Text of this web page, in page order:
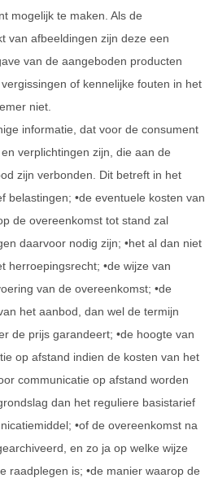
mogelijk te maken. Als de
van afbeeldingen zijn deze een
van de aangeboden producten
of kennelijke fouten in het
niet.
informatie, dat voor de consument
verplichtingen zijn, die aan de
zijn verbonden. Dit betreft in het
belastingen; •de eventuele kosten van
de overeenkomst tot stand zal
daarvoor nodig zijn; •het al dan niet
herroepingsrecht; •de wijze van
van de overeenkomst; •de
het aanbod, dan wel de termijn
de prijs garandeert; •de hoogte van
op afstand indien de kosten van het
communicatie op afstand worden
dan het reguliere basistarief
•of de overeenkomst na
en zo ja op welke wijze
raadplegen is; •de manier waarop de